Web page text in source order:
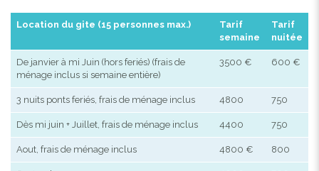
Location du gite (15 personnes max.)
Tarif
semaine
Tarif
nuitée
De janvier à mi Juin (hors feriés) (frais de
ménage inclus si semaine entière)
3500 € 600 €
3 nuits ponts feriés, frais de ménage inclus 4800 750
Dès mi juin + Juillet, frais de ménage inclus 4400 750
Aout, frais de ménage inclus 4800 € 800